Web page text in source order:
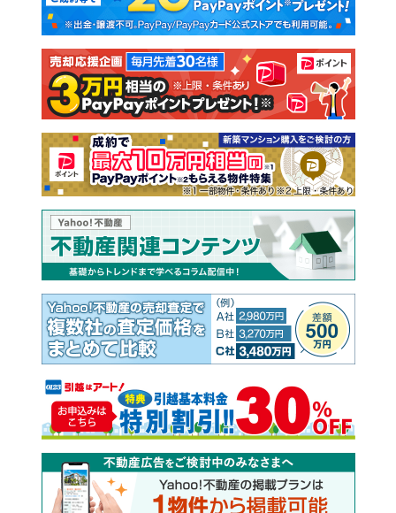
新築一戸建て 中古一戸建て
注文住宅 土地
売却査定